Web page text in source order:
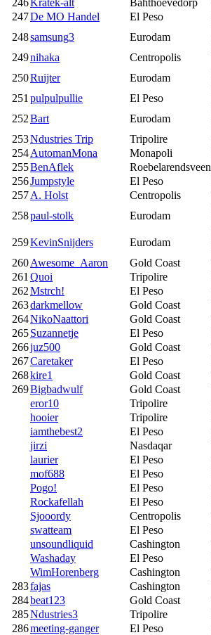
247De MO Handel El Peso
248samsung3 Eurodam
249nihaka Centropolis
250Ruijter Eurodam
251 pulpulpullie El Peso
252Bart Eurodam
253Ndustries Trip Tripolire
254AutomanMona Monapoli
255BenAflek Roebelarendsveen
256Jumpstyle El Peso
257A. Holst Centropolis
258paul-stolk Eurodam
259KevinSnijders Eurodam
260Awesome_Aaron Gold Coast
261 Quoi Tripolire
262Mstrch! El Peso
263darkmellow Gold Coast
264NikoNaattori Gold Coast
265Suzannetje El Peso
266juz500 Gold Coast
267Caretaker El Peso
268kire1 Gold Coast
269Bigbadwulf Gold Coast
eror10
Tripolire
hooier
Tripolire
iamthebest2
El Peso
jirzi
Nasdaqar
laurier
El Peso
mof688
El Peso
Pogo!
El Peso
Rockafellah
El Peso
Sjooordy
Centropolis
swatteam
El Peso
unsoundliquid
Cashington
Washaday
El Peso
WimHorenberg
Cashington
283fajas Cashington
284beat123 Gold Coast
285Ndustries3 Tripolire
286meeting-ganger El Peso